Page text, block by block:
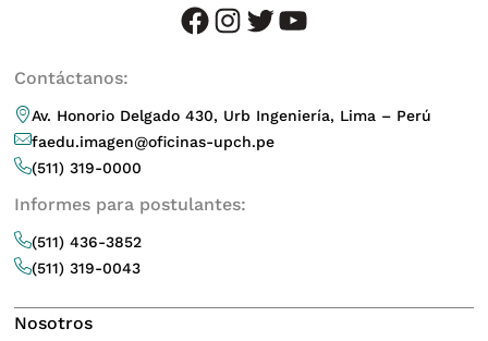
facebook instagram twitter youtube
Contáctanos:
Av. Honorio Delgado 430, Urb Ingeniería, Lima – Perú
faedu.imagen@oficinas-upch.pe
(511) 319-0000
Informes para postulantes:
(511) 436-3852
(511) 319-0043
Nosotros